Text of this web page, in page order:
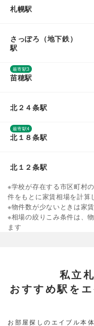
札幌駅
さっぽろ（地下鉄）
駅
最寄駅3
苗穂駅
北２４条駅
最寄駅4
北１８条駅
北１２条駅
※学校が存在する市区町村
件をもとに家賃相場を計算
※物件数が少ないときは家
※相場の絞りこみ条件は、
ます
私立
おすすめ駅を
お部屋探しのエイブル本